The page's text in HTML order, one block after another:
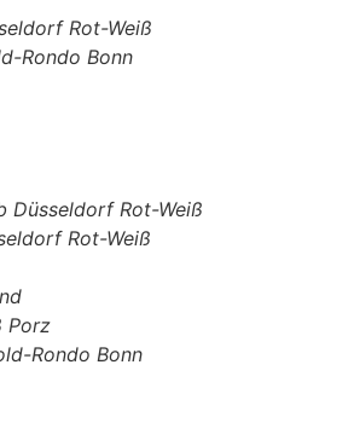
Rot-Weiß
Rondo Bonn
Düsseldorf Rot-Weiß
Rot-Weiß
Porz
Rondo Bonn